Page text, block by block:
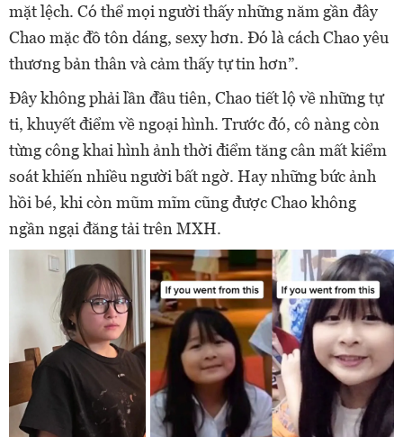
mặt lệch. Có thể mọi người thấy những năm gần đây
Chao mặc đồ tôn dáng, sexy hơn. Đó là cách Chao yêu
thương bản thân và cảm thấy tự tin hơn”.
Đây không phải lần đầu tiên, Chao tiết lộ về những tự
ti, khuyết điểm về ngoại hình. Trước đó, cô nàng còn
từng công khai hình ảnh thời điểm tăng cân mất kiểm
soát khiến nhiều người bất ngờ. Hay những bức ảnh
hồi bé, khi còn mũm mĩm cũng được Chao không
ngần ngại đăng tải trên MXH.